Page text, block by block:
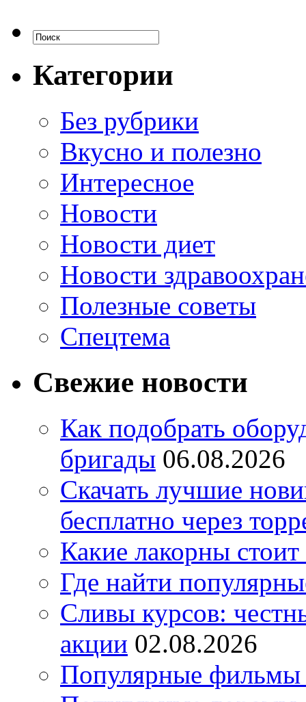
Категории
Без рубрики
Вкусно и полезно
Интересное
Новости
Новости диет
Новости
Полезные советы
Спецтема
Свежие новости
Как подобрать
бригады 06.08.2026
Скачать лучшие
бесплатно через
Какие лакорны стоит
Где найти
Сливы курсов:
акции 02.08.2026
Популярные фильмы